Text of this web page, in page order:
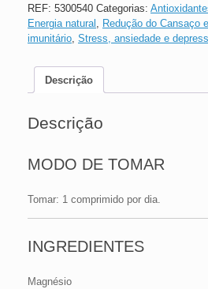
REF: 5300540 Categorias:
Energia natural , Redução do Cansaço
imunitário, Stress, ansiedade e
Descrição
Descrição
MODO DE TOMAR
Tomar: 1 comprimido por dia.
INGREDIENTES
Magnésio